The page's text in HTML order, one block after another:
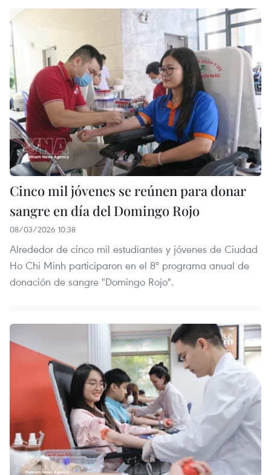
Cinco mil jóvenes se reúnen para donar
sangre en día del Domingo Rojo
08/03/2026 10:38
Alrededor de cinco mil estudiantes y jóvenes de Ciudad
Ho Chi Minh participaron en el 8º programa anual de
donación de sangre "Domingo Rojo".